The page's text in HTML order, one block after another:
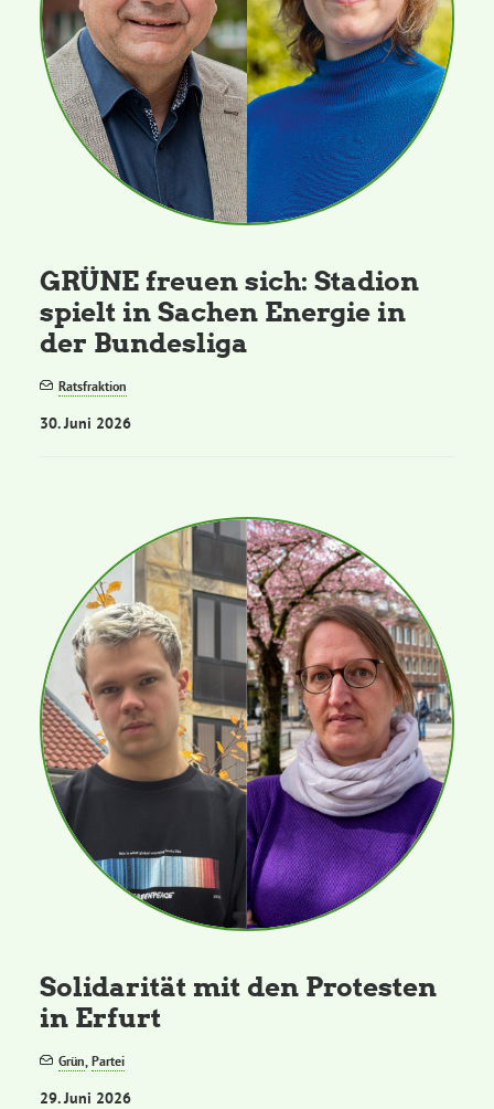
GRÜNE freuen sich: Stadion
spielt in Sachen Energie in
der Bundesliga
Ratsfraktion
30. Juni 2026
Solidarität mit den Protesten
in Erfurt
Grün,Partei
29. Juni 2026